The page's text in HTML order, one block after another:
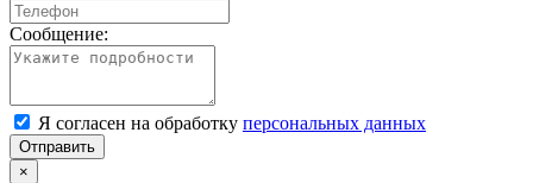
Сообщение:
Я согласен на обработку персональных данных
Отправить
×